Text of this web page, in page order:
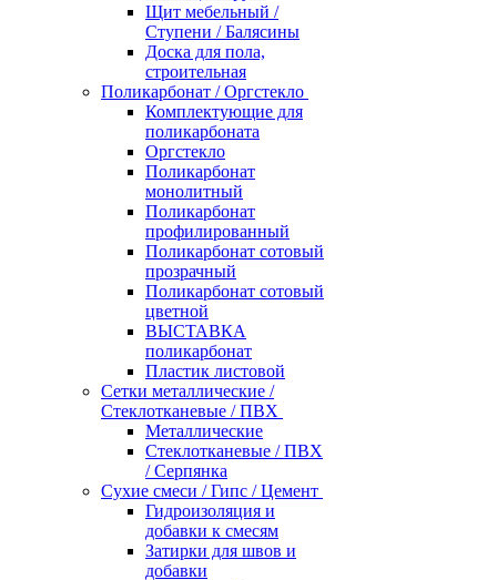
Щит мебельный /
Ступени / Балясины
Доска для пола,
строительная
Поликарбонат / Оргстекло
Комплектующие для
поликарбоната
Оргстекло
Поликарбонат
монолитный
Поликарбонат
профилированный
Поликарбонат сотовый
прозрачный
Поликарбонат сотовый
цветной
ВЫСТАВКА
поликарбонат
Пластик листовой
Сетки металлические /
Стеклотканевые / ПВХ
Металлические
Стеклотканевые / ПВХ
/ Серпянка
Сухие смеси / Гипс / Цемент
Гидроизоляция и
добавки к смесям
Затирки для швов и
добавки